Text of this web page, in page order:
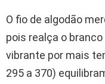
O fio de algodão
pois realça o
vibrante por mais
295 a 370)